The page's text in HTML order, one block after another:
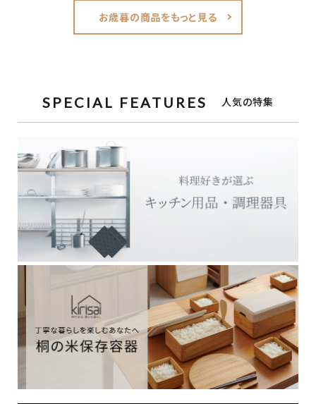
お歳暮の商品をもっと見る
SPECIAL FEATURES 人気の特集